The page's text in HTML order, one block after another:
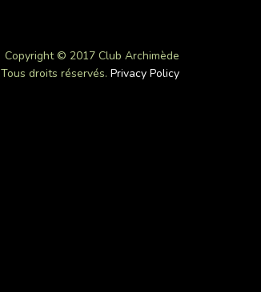
Copyright © 2017 Club Archimède
Tous droits réservés. Privacy Policy